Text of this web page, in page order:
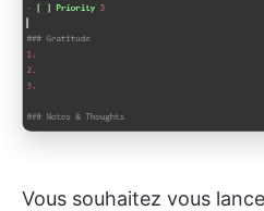
Vous souhaitez vous